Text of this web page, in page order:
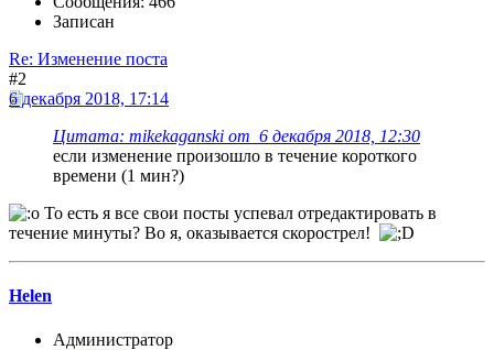
Записан
Re: Изменение поста
#2
6 декабря 2018, 17:14
Цитата: mikekaganski от 6 декабря 2018, 12:30
если изменение произошло в течение короткого
времени (1 мин?)
То есть я все свои посты успевал отредактировать в
течение минуты? Во я, оказывается скорострел!
Helen
Администратор